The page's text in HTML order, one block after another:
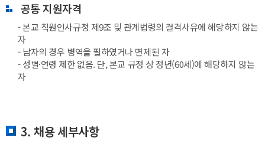
공통 지원자격
- 본교 직원인사규정 제9조 및 관계법령의 결격사유에 해당하지 않는
자
- 남자의 경우 병역을 필하였거나 면제된 자
- 성별·연령 제한 없음. 단, 본교 규정 상 정년(60세)에 해당하지 않는
자
3. 채용 세부사항